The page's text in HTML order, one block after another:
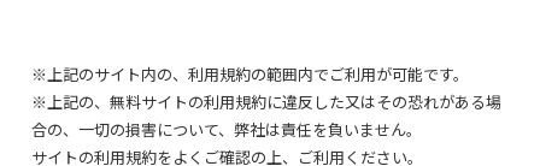
※上記のサイト内の、利用規約の範囲内でご利用が可能です。
※上記の、無料サイトの利用規約に違反した又はその恐れがある場
合の、一切の損害について、弊社は責任を負いません。
サイトの利用規約をよくご確認の上、ご利用ください。